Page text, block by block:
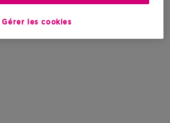
Gérer les cookies